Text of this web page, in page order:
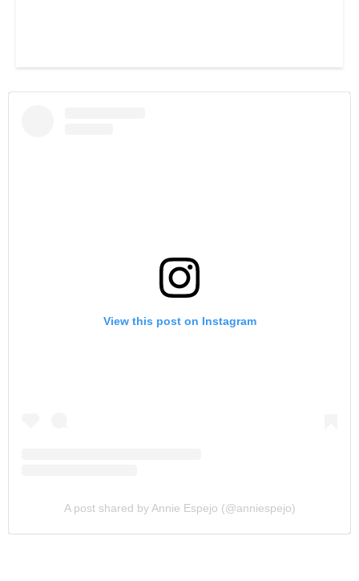
View this post on Instagram
A post shared by Annie Espejo (@anniespejo)